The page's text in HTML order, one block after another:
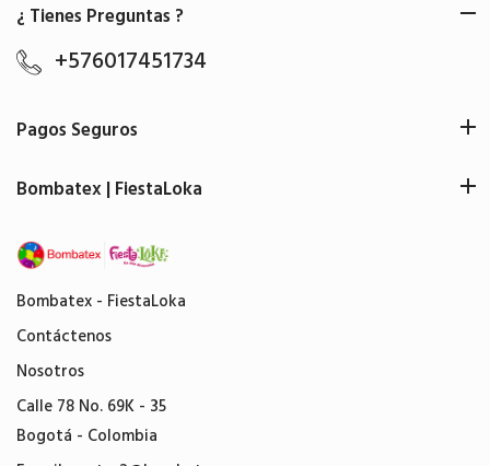
Bombatex - FiestaLoka
Contáctenos
Nosotros
Calle 78 No. 69K - 35
Bogotá - Colombia
¿ Tienes Preguntas ?
+576017451734
Pagos Seguros
Bombatex | FiestaLoka